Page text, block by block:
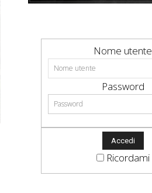
Nome utente
Password
Ricordami